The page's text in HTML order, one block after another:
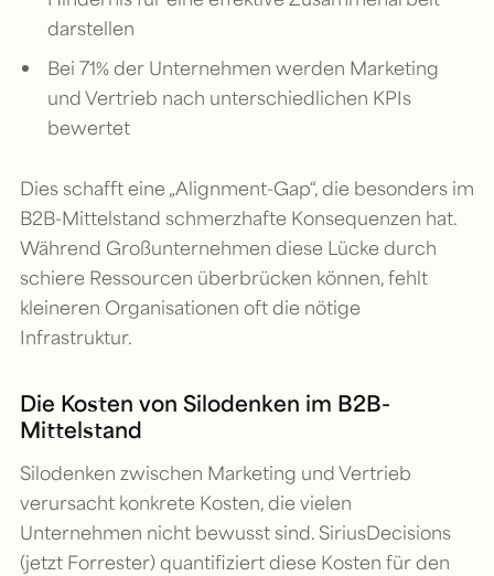
darstellen
Bei 71% der Unternehmen werden Marketing
und Vertrieb nach unterschiedlichen KPIs
bewertet
Dies schafft eine „Alignment-Gap“, die besonders im
B2B-Mittelstand schmerzhafte Konsequenzen hat.
Während Großunternehmen diese Lücke durch
schiere Ressourcen überbrücken können, fehlt
kleineren Organisationen oft die nötige
Infrastruktur.
Die Kosten von Silodenken im B2B-
Mittelstand
Silodenken zwischen Marketing und Vertrieb
verursacht konkrete Kosten, die vielen
Unternehmen nicht bewusst sind. SiriusDecisions
(jetzt Forrester) quantifiziert diese Kosten für den